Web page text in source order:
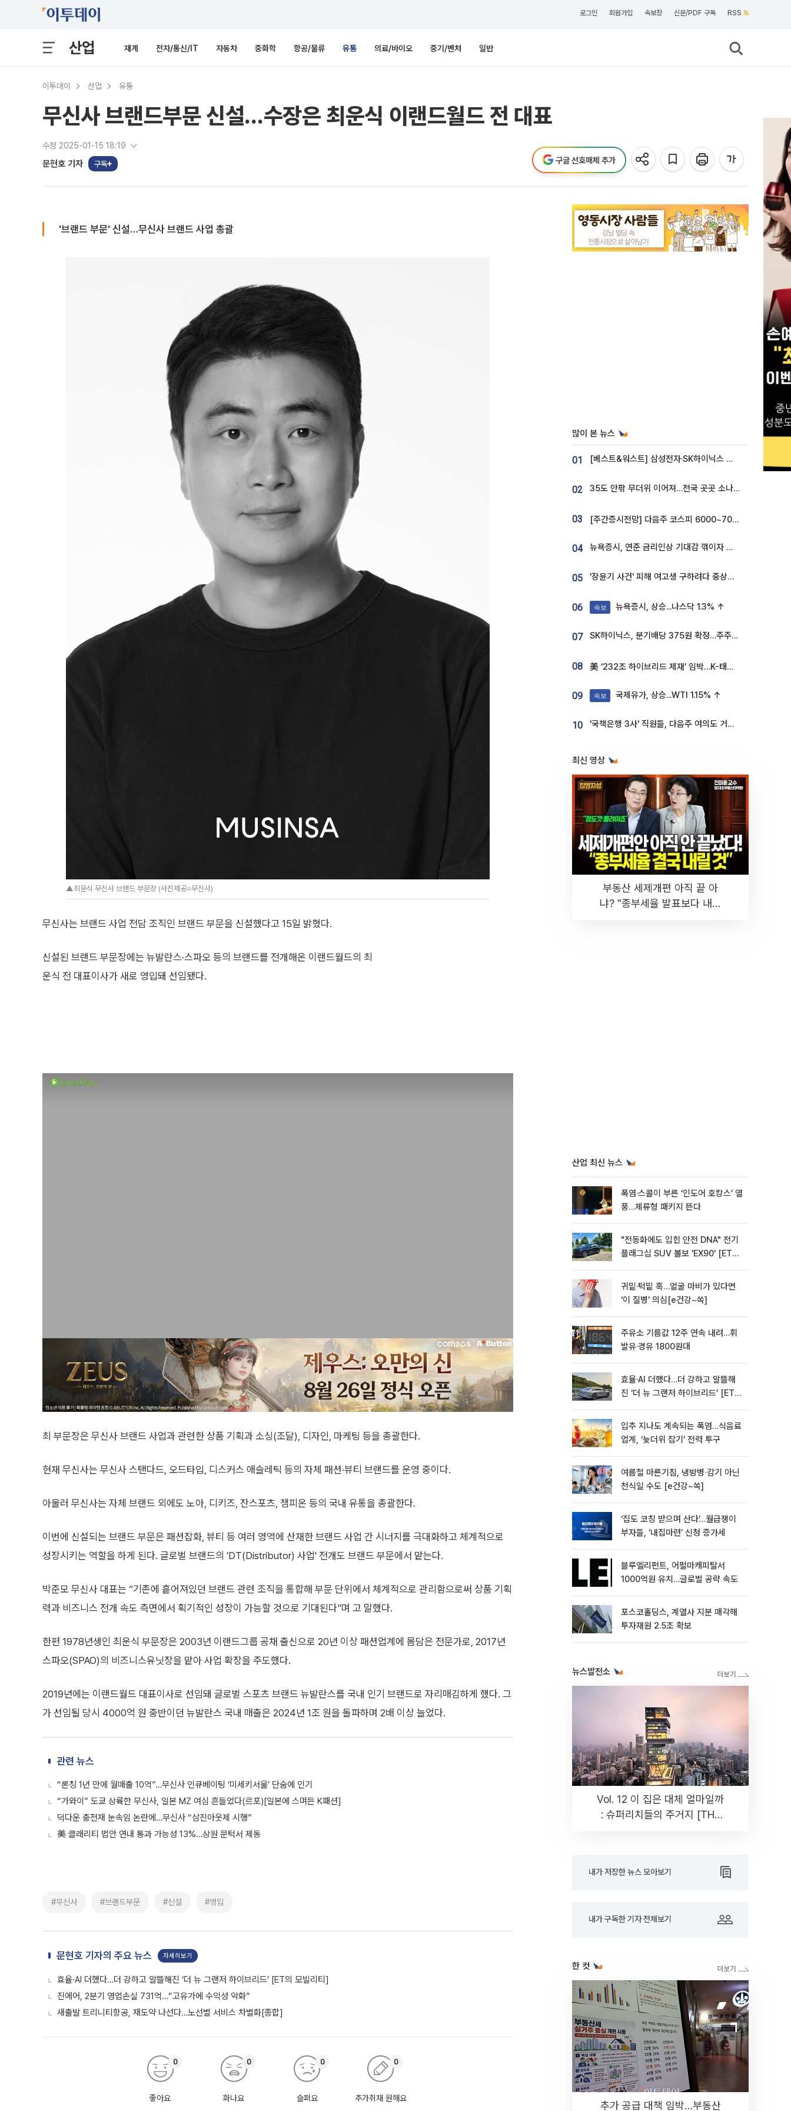
로그인 회원가입 속보창 신문/PDF 구독 RSS
산업 재계 전자/통신/IT 자동차 중화학 항공/물류 유통 의료/바이오 중기/벤처 일반
이투데이 산업 유통
무신사 브랜드부문 신설…수장은 최운식 이랜드월드 전 대표
수정 2025-01-15 18:19
문현호 기자 구독 구글 선호매체 추가
'브랜드 부문' 신설…무신사 브랜드 사업 총괄
▲최운식 무신사 브랜드 부문장 (사진제공=무신사)
무신사는 브랜드 사업 전담 조직인 브랜드 부문을 신설했다고 15일 밝혔다.
신설된 브랜드 부문장에는 뉴발란스·스파오 등의 브랜드를 전개해온 이랜드월드의 최
운식 전 대표이사가 새로 영입돼 선임됐다.
최 부문장은 무신사 브랜드 사업과 관련한 상품 기획과 소싱(조달), 디자인, 마케팅 등을 총괄한다.
현재 무신사는 무신사 스탠다드, 오드타입, 디스커스 애슬레틱 등의 자체 패션·뷰티 브랜드를 운영 중이다.
아울러 무신사는 자체 브랜드 외에도 노아, 디키즈, 잔스포츠, 챔피온 등의 국내 유통을 총괄한다.
이번에 신설되는 브랜드 부문은 패션잡화, 뷰티 등 여러 영역에 산재한 브랜드 사업 간 시너지를 극대화하고 체계적으로
성장시키는 역할을 하게 된다. 글로벌 브랜드의 'DT(Distributor) 사업' 전개도 브랜드 부문에서 맡는다.
박준모 무신사 대표는 “기존에 흩어져있던 브랜드 관련 조직을 통합해 부문 단위에서 체계적으로 관리함으로써 상품 기획
력과 비즈니스 전개 속도 측면에서 획기적인 성장이 가능할 것으로 기대된다”며 고 말했다.
한편 1978년생인 최운식 부문장은 2003년 이랜드그룹 공채 출신으로 20년 이상 패션업계에 몸담은 전문가로, 2017년
스파오(SPAO)의 비즈니스유닛장을 맡아 사업 확장을 주도했다.
2019년에는 이랜드월드 대표이사로 선임돼 글로벌 스포츠 브랜드 뉴발란스를 국내 인기 브랜드로 자리매김하게 했다. 그
가 선임될 당시 4000억 원 중반이던 뉴발란스 국내 매출은 2024년 1조 원을 돌파하며 2배 이상 늘었다.
관련 뉴스
“론칭 1년 만에 월매출 10억”…무신사 인큐베이팅 ‘미세키서울’ 단숨에 인기
“가와이” 도쿄 상륙한 무신사, 일본 MZ 여심 흔들었다(르포)[일본에 스며든 K패션]
덕다운 충전재 눈속임 논란에…무신사 “삼진아웃제 시행”
美 클래리티 법안 연내 통과 가능성 13%…상원 문턱서 제동
#무신사 #브랜드부문 #신설 #영입
문현호 기자의 주요 뉴스 자세히보기
효율·AI 더했다…더 강하고 알뜰해진 ‘더 뉴 그랜저 하이브리드’ [ET의 모빌리티]
진에어, 2분기 영업손실 731억…“고유가에 수익성 악화”
새출발 트리니티항공, 재도약 나선다…노선별 서비스 차별화[종합]
좋아요
0
화나요
0
슬퍼요
0
추가취재 원해요
0
많이 본 뉴스
01 [베스트&워스트] 삼성전자·SK하이닉스 밀린 한 주…상상인증권은 85% 급등
02 35도 안팎 무더위 이어져…전국 곳곳 소나기 [오늘 날씨]
03 [주간증시전망] 다음주 코스피 6000~7000⋯“外人 수급은 정책이 변수”
04 뉴욕증시, 연준 금리인상 기대감 꺾이자 상승...S&P500 사상 최고치 [종합]
05 '장윤기 사건' 피해 여고생 구하려다 중상…고교생 의상자 지정
06 속보 뉴욕증시, 상승...나스닥 1.3% ↑
07 SK하이닉스, 분기배당 375원 확정…주주환원책 9월로 앞당겨 발표
08 美 ‘232조 하이브리드 제재’ 임박…K-태양광, 불확실성 털고 날개 다나
09 속보 국제유가, 상승...WTI 1.15% ↑
10 '국책은행 3사' 직원들, 다음주 여의도 거리 나서는 까닭은
최신 영상
부동산 세제개편 아직 끝 아
냐? "종부세율 발표보다 내릴
산업 최신 뉴스
폭염·스콜이 부른 ‘인도어 호캉스’ 열
풍…체류형 패키지 뜬다
"전동화에도 입힌 안전 DNA" 전기
플래그십 SUV 볼보 'EX90' [ET의
귀밑·턱밑 혹…얼굴 마비가 있다면
‘이 질병’ 의심[e건강~쏙]
주유소 기름값 12주 연속 내려…휘
발유·경유 1800원대
효율·AI 더했다…더 강하고 알뜰해
진 ‘더 뉴 그랜저 하이브리드’ [ET의
입추 지나도 계속되는 폭염…식음료
업계, ‘늦더위 잡기’ 전력 투구
여름철 마른기침, 냉방병‧감기 아닌
천식일 수도 [e건강~쏙]
‘집도 코칭 받으며 산다’…월급쟁이
부자들, ‘내집마련’ 신청 증가세
블루엘리펀트, 어펄마캐피탈서
1000억원 유치…글로벌 공략 속도
포스코홀딩스, 계열사 지분 매각해
투자재원 2.5조 확보
뉴스발전소
Vol. 12 이 집은 대체 얼마일까
: 슈퍼리치들의 주거지 [THE
내가 저장한 뉴스 모아보기
내가 구독한 기자 전체보기
한 컷
추가 공급 대책 임박…부동산